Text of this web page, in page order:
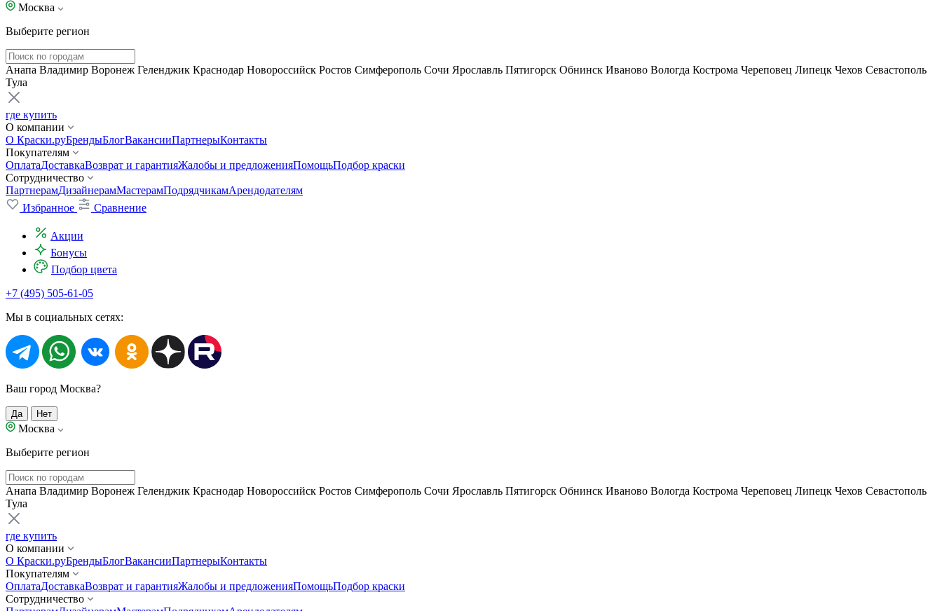
Москва
Выберите регион
Анапа Владимир Воронеж Геленджик Краснодар Новороссийск Ростов Симферополь Сочи Ярославль Пятигорск Обнинск Иваново Вологда Кострома Череповец Липецк Чехов Севастополь
Тула
где купить
О компании
О Краски.руБрендыБлогВакансииПартнерыКонтакты
Покупателям
ОплатаДоставкаВозврат и гарантияЖалобы и предложенияПомощьПодбор краски
Сотрудничество
ПартнерамДизайнерамМастерамПодрядчикамАрендодателям
Избранное
Сравнение
Акции
Бонусы
Подбор цвета
+7 (495) 505-61-05
Мы в социальных сетях:
Ваш город Москва?
Да Нет
Москва
Выберите регион
Анапа Владимир Воронеж Геленджик Краснодар Новороссийск Ростов Симферополь Сочи Ярославль Пятигорск Обнинск Иваново Вологда Кострома Череповец Липецк Чехов Севастополь
Тула
где купить
О компании
О Краски.руБрендыБлогВакансииПартнерыКонтакты
Покупателям
ОплатаДоставкаВозврат и гарантияЖалобы и предложенияПомощьПодбор краски
Сотрудничество